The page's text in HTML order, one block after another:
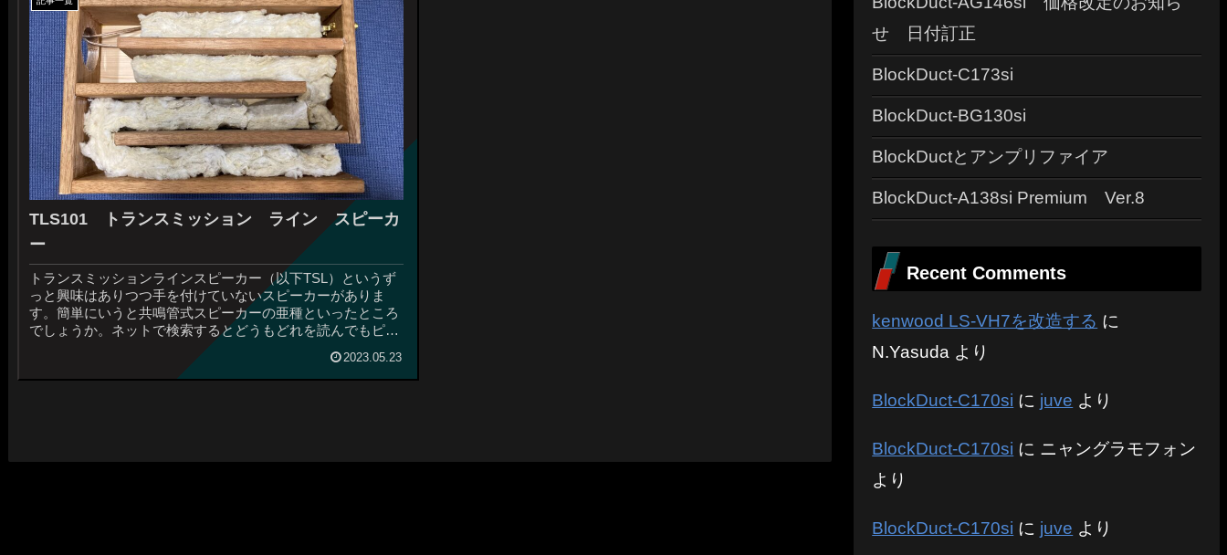
TLS101 トランスミッション ライン スピーカ
ー
トランスミッションラインスピーカー（以下TSL）というず
っと興味はありつつ手を付けていないスピーカーがありま
す。簡単にいうと共鳴管式スピーカーの亜種といったところ
でしょうか。ネットで検索するとどうもどれを読んでもピン
2023.05.23
せ 日付訂正
BlockDuct-C173si
BlockDuct-BG130si
BlockDuctとアンプリファイア
BlockDuct-A138si Premium Ver.8
Recent Comments
kenwood LS-VH7を改造する に
N.Yasuda より
BlockDuct-C170si に juve より
BlockDuct-C170si に ニャングラモフォン
より
BlockDuct-C170si に juve より